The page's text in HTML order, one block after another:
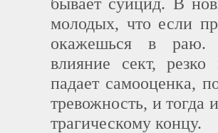
молодых, что если
окажешься в раю.
влияние сект,
падает самооценка,
тревожность, и тогда
трагическому концу.